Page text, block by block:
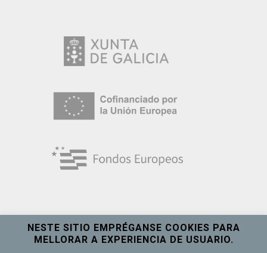
NESTE SITIO EMPRÉGANSE COOKIES PARA
MELLORAR A EXPERIENCIA DE USUARIO.